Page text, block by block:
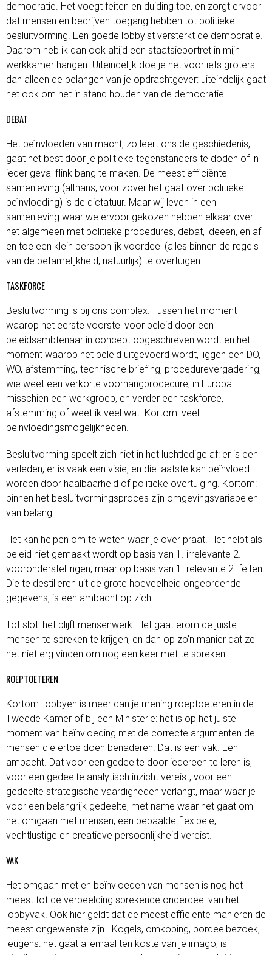
democratie. Het voegt feiten en duiding toe, en zorgt ervoor
dat mensen en bedrijven toegang hebben tot politieke
besluitvorming. Een goede lobbyist versterkt de democratie.
Daarom heb ik dan ook altijd een staatsieportret in mijn
werkkamer hangen. Uiteindelijk doe je het voor iets groters
dan alleen de belangen van je opdrachtgever: uiteindelijk gaat
het ook om het in stand houden van de democratie.
DEBAT
Het beïnvloeden van macht, zo leert ons de geschiedenis,
gaat het best door je politieke tegenstanders te doden of in
ieder geval flink bang te maken. De meest efficiënte
samenleving (althans, voor zover het gaat over politieke
beïnvloeding) is de dictatuur. Maar wij leven in een
samenleving waar we ervoor gekozen hebben elkaar over
het algemeen met politieke procedures, debat, ideeën, en af
en toe een klein persoonlijk voordeel (alles binnen de regels
van de betamelijkheid, natuurlijk) te overtuigen.
TASKFORCE
Besluitvorming is bij ons complex. Tussen het moment
waarop het eerste voorstel voor beleid door een
beleidsambtenaar in concept opgeschreven wordt en het
moment waarop het beleid uitgevoerd wordt, liggen een DO,
WO, afstemming, technische briefing, procedurevergadering,
wie weet een verkorte voorhangprocedure, in Europa
misschien een werkgroep, en verder een taskforce,
afstemming of weet ik veel wat. Kortom: veel
beïnvloedingsmogelijkheden.
Besluitvorming speelt zich niet in het luchtledige af: er is een
verleden, er is vaak een visie, en die laatste kan beïnvloed
worden door haalbaarheid of politieke overtuiging. Kortom:
binnen het besluitvormingsproces zijn omgevingsvariabelen
van belang.
Het kan helpen om te weten waar je over praat. Het helpt als
beleid niet gemaakt wordt op basis van 1. irrelevante 2.
vooronderstellingen, maar op basis van 1. relevante 2. feiten.
Die te destilleren uit de grote hoeveelheid ongeordende
gegevens, is een ambacht op zich.
Tot slot: het blijft mensenwerk. Het gaat erom de juiste
mensen te spreken te krijgen, en dan op zo’n manier dat ze
het niet erg vinden om nog een keer met te spreken.
ROEPTOETEREN
Kortom: lobbyen is meer dan je mening roeptoeteren in de
Tweede Kamer of bij een Ministerie: het is op het juiste
moment van beïnvloeding met de correcte argumenten de
mensen die ertoe doen benaderen. Dat is een vak. Een
ambacht. Dat voor een gedeelte door iedereen te leren is,
voor een gedeelte analytisch inzicht vereist, voor een
gedeelte strategische vaardigheden verlangt, maar waar je
voor een belangrijk gedeelte, met name waar het gaat om
het omgaan met mensen, een bepaalde flexibele,
vechtlustige en creatieve persoonlijkheid vereist.
VAK
Het omgaan met en beïnvloeden van mensen is nog het
meest tot de verbeelding sprekende onderdeel van het
lobbyvak. Ook hier geldt dat de meest efficiënte manieren de
meest ongewenste zijn. Kogels, omkoping, bordeelbezoek,
leugens: het gaat allemaal ten koste van je imago, is